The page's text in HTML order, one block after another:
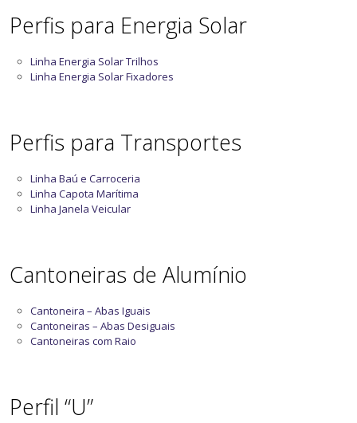
Perfis para Energia Solar
Linha Energia Solar Trilhos
Linha Energia Solar Fixadores
Perfis para Transportes
Linha Baú e Carroceria
Linha Capota Marítima
Linha Janela Veicular
Cantoneiras de Alumínio
Cantoneira – Abas Iguais
Cantoneiras – Abas Desiguais
Cantoneiras com Raio
Perfil “U”